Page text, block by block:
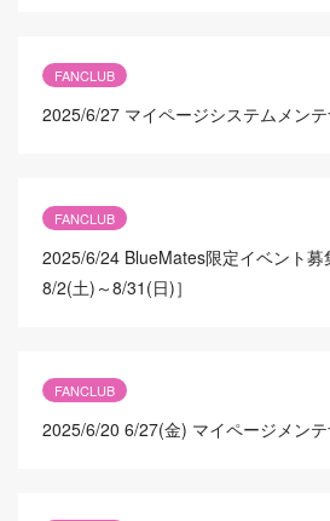
FANCLUB
2025/6/27 マイページシステムメン
FANCLUB
2025/6/24 BlueMates限定イベント募
8/2(土)～8/31(日)］
FANCLUB
2025/6/20 6/27(金) マイページメン